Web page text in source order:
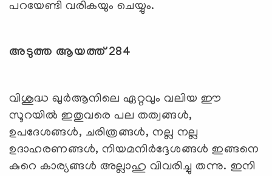
പറയേണ്ടി വരികയും ചെയ്യും.
അടുത്ത ആയത്ത് 284
വിശുദ്ധ ഖുര്‍ആനിലെ ഏറ്റവും വലിയ ഈ
സൂറയില്‍ ഇതുവരെ പല തത്വങ്ങള്‍,
ഉപദേശങ്ങള്‍, ചരിത്രങ്ങള്‍, നല്ല നല്ല
ഉദാഹരണങ്ങള്‍, നിയമനിര്‍ദ്ദേശങ്ങള്‍ ഇങ്ങനെ
കുറെ കാര്യങ്ങള്‍ അല്ലാഹു വിവരിച്ചു തന്നു. ഇനി